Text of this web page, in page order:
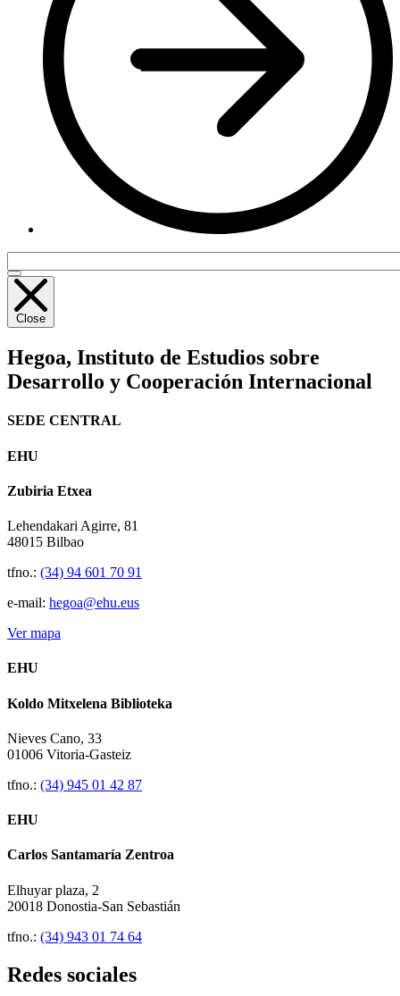
Close
Hegoa, Instituto de Estudios sobre
Desarrollo y Cooperación Internacional
SEDE CENTRAL
EHU
Zubiria Etxea
Lehendakari Agirre, 81
48015 Bilbao
tfno.: (34) 94 601 70 91
e-mail: hegoa@ehu.eus
Ver mapa
EHU
Koldo Mitxelena Biblioteka
Nieves Cano, 33
01006 Vitoria-Gasteiz
tfno.: (34) 945 01 42 87
EHU
Carlos Santamaría Zentroa
Elhuyar plaza, 2
20018 Donostia-San Sebastián
tfno.: (34) 943 01 74 64
Redes sociales